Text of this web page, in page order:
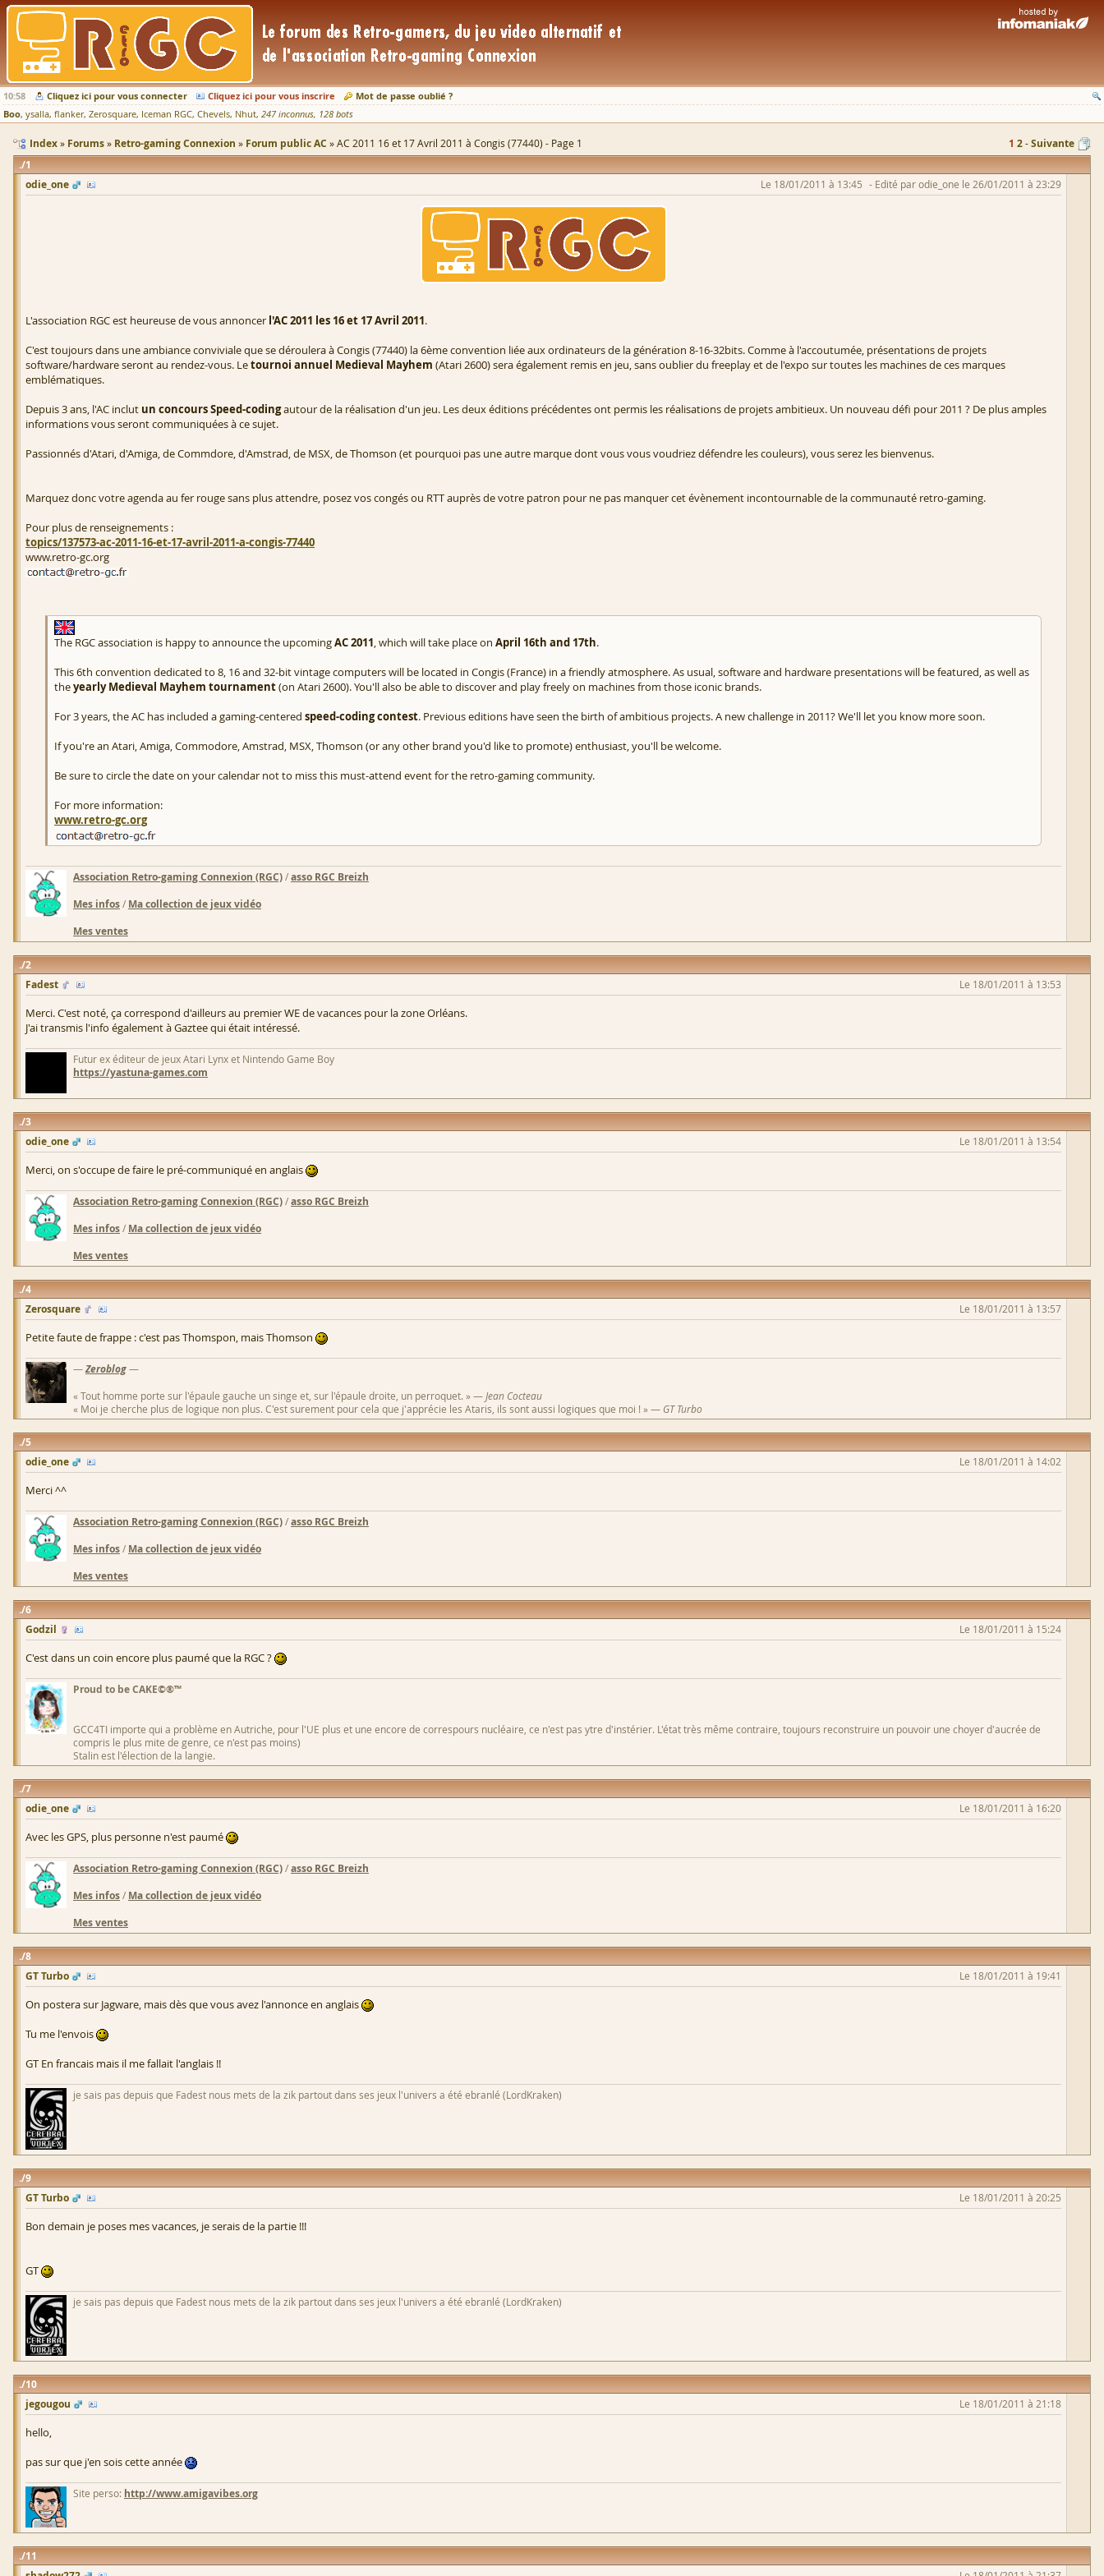
10:58 Cliquez ici pour vous connecter Cliquez ici pour vous inscrire
Mot de passe oublié ?
Boo ysalla flanker Zerosquare Iceman RGC Chevels Nhut 247 inconnus 128 bots
Index Forums Retro-gaming Connexion Forum public AC AC 2011 16 et 17 Avril 2011 à Congis (77440) - Page 1 1 2 Suivante
1
odie_one
Le 18/01/2011 à 13:45 Edité par odie_one le 26/01/2011 à 23:29
L'association RGC est heureuse de vous annoncer l'AC 2011 les 16 et 17 Avril 2011.
C'est toujours dans une ambiance conviviale que se déroulera à Congis (77440) la 6ème convention liée aux ordinateurs de la génération 8-16-32bits. Comme à l'accoutumée, présentations de projets
software/hardware seront au rendez-vous. Letournoi annuel Medieval Mayhem (Atari 2600) sera également remis en jeu, sans oublier du freeplay et de l'expo sur toutes les machines de ces marques
emblématiques.
Depuis 3 ans, l'AC inclut un concours Speed-codingautour de la réalisation d'un jeu. Les deux éditions précédentes ont permis les réalisations de projets ambitieux. Un nouveau défi pour 2011 ? De plus amples
informations vous seront communiquées à ce sujet.
Passionnés d'Atari, d'Amiga, de Commdore, d'Amstrad, de MSX, de Thomson (et pourquoi pas une autre marque dont vous vous voudriez défendre les couleurs), vous serez les bienvenus.
Marquez donc votre agenda au fer rouge sans plus attendre, posez vos congés ou RTT auprès de votre patron pour ne pas manquer cet évènement incontournable de la communauté retro-gaming.
Pour plus de renseignements :
topics/137573-ac-2011-16-et-17-avril-2011-a-congis-77440
www.retro-gc.org
The RGC association is happy to announce the upcomingAC 2011, which will take place on April 16th and 17th.
This 6th convention dedicated to 8, 16 and 32-bit vintage computers will be located in Congis (France) in a friendly atmosphere. As usual, software and hardware presentations will be featured, as well as
theyearly Medieval Mayhem tournament(on Atari 2600). You'll also be able to discover and play freely on machines from those iconic brands.
For 3 years, the AC has included a gaming-centered speed-coding contest. Previous editions have seen the birth of ambitious projects. A new challenge in 2011? We'll let you know more soon.
If you're an Atari, Amiga, Commodore, Amstrad, MSX, Thomson (or any other brand you'd like to promote) enthusiast, you'll be welcome.
Be sure to circle the date on your calendar not to miss this must-attend event for the retro-gaming community.
For more information:
www.retro-gc.org
Association Retro-gaming Connexion (RGC)/asso RGC Breizh
Mes infos/ Ma collection de jeux vidéo
Mes ventes
2
Fadest
Le 18/01/2011 à 13:53
Merci. C'est noté, ça correspond d'ailleurs au premier WE de vacances pour la zone Orléans.
J'ai transmis l'info également à Gaztee qui était intéressé.
Futur ex éditeur de jeux Atari Lynx et Nintendo Game Boy
https://yastuna-games.com
3
odie_one
Le 18/01/2011 à 13:54
Merci, on s'occupe de faire le pré-communiqué en anglais
Association Retro-gaming Connexion (RGC)/asso RGC Breizh
Mes infos/ Ma collection de jeux vidéo
Mes ventes
4
Zerosquare
Le 18/01/2011 à 13:57
Petite faute de frappe : c'est pas Thomspon, mais Thomson
—Zeroblog—
« Tout homme porte sur l'épaule gauche un singe et, sur l'épaule droite, un perroquet. » —Jean Cocteau
« Moi je cherche plus de logique non plus. C'est surement pour cela que j'apprécie les Ataris, ils sont aussi logiques que moi ! » — GT Turbo
5
odie_one
Le 18/01/2011 à 14:02
Merci ^^
Association Retro-gaming Connexion (RGC)/asso RGC Breizh
Mes infos/ Ma collection de jeux vidéo
Mes ventes
6
Godzil
Le 18/01/2011 à 15:24
C'est dans un coin encore plus paumé que la RGC ?
Proud to be CAKE©®™
GCC4TI importe qui a problème en Autriche, pour l'UE plus et une encore de correspours nucléaire, ce n'est pas ytre d'instérier. L'état très même contraire, toujours reconstruire un pouvoir une choyer d'aucrée de
compris le plus mite de genre, ce n'est pas moins)
Stalin est l'élection de la langie.
7
odie_one
Le 18/01/2011 à 16:20
Avec les GPS, plus personne n'est paumé
Association Retro-gaming Connexion (RGC)/asso RGC Breizh
Mes infos/ Ma collection de jeux vidéo
Mes ventes
8
GT Turbo
Le 18/01/2011 à 19:41
On postera sur Jagware, mais dès que vous avez l'annonce en anglais
Tu me l'envois
GT En francais mais il me fallait l'anglais !!
je sais pas depuis que Fadest nous mets de la zik partout dans ses jeux l'univers a été ebranlé (LordKraken)
9
GT Turbo
Le 18/01/2011 à 20:25
Bon demain je poses mes vacances, je serais de la partie !!!
GT
je sais pas depuis que Fadest nous mets de la zik partout dans ses jeux l'univers a été ebranlé (LordKraken)
10
jegougou
Le 18/01/2011 à 21:18
hello,
pas sur que j'en sois cette année
Site perso: http://www.amigavibes.org
11